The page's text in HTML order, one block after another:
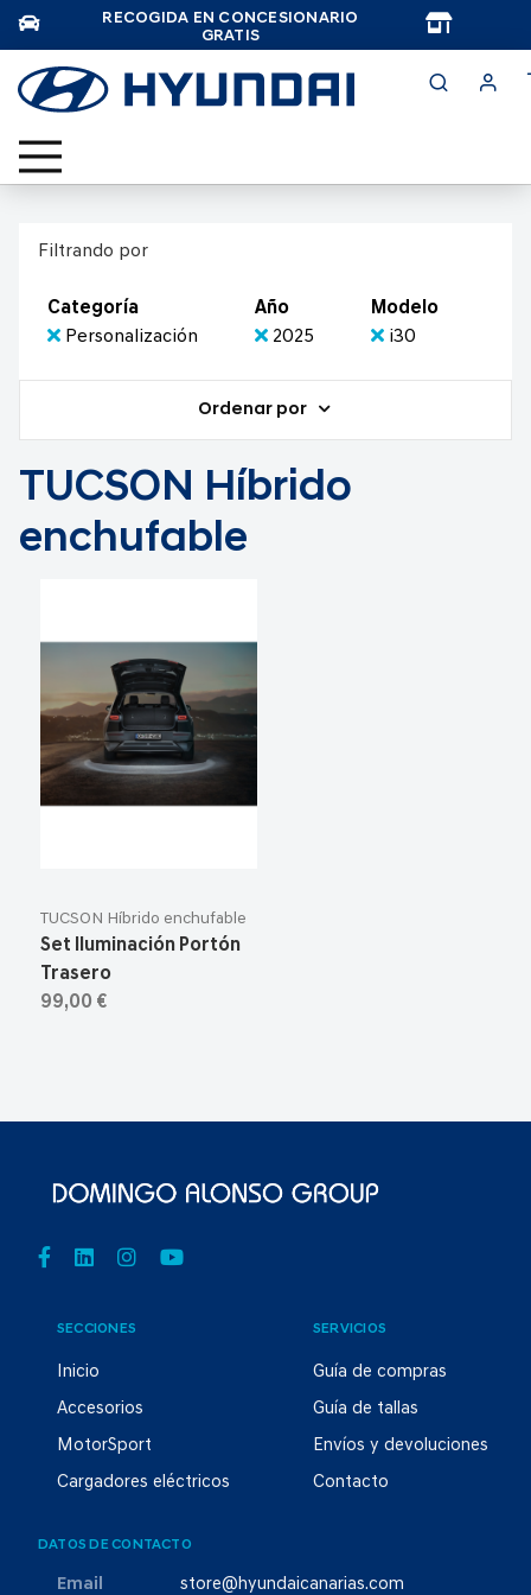
RECOGIDA EN CONCESIONARIO
GRATIS
Filtrando por
Categoría
Personalización
Año
2025
Modelo
i30
Ordenar por
TUCSON Híbrido
enchufable
TUCSON Híbrido enchufable
Set Iluminación Portón
Trasero
99,00 €
SECCIONES
Inicio
Accesorios
MotorSport
Cargadores eléctricos
SERVICIOS
Guía de compras
Guía de tallas
Envíos y devoluciones
Contacto
DATOS DE CONTACTO
Email store@hyundaicanarias.com